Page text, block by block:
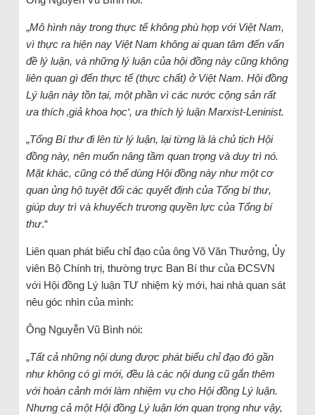
„Mô hình này trong thực tế không phù hợp với Việt Nam,
vì thực ra hiện nay Việt Nam không ai quan tâm đến vấn
đề lý luận, và những lý luận của hội đồng này cũng không
liên quan gì đến thực tế (thực chất) ở Việt Nam. Hội đồng
Lý luận này tồn tại, một phần vì các nước cộng sản rất
ưa thích ‚giả khoa học‘, ưa thích lý luận Marxist-Leninist.
„Tổng Bí thư đi lên từ lý luận, lại từng là là chủ tịch Hội
đồng này, nên muốn nâng tầm quan trọng và duy trì nó.
Mặt khác, cũng có thể dùng Hội đồng này như một cơ
quan ủng hộ tuyệt đối các quyết định của Tổng bí thư,
giúp duy trì và khuyếch trương quyền lực của Tổng bí
thư.“
Liên quan phát biểu chỉ đạo của ông Võ Văn Thưởng, Ủy
viên Bộ Chính trị, thường trực Ban Bí thư của ĐCSVN
với Hội đồng Lý luận TƯ nhiệm kỳ mới, hai nhà quan sát
nêu góc nhìn của mình:
Ông Nguyễn Vũ Bình nói:
„Tất cả những nội dung được phát biểu chỉ đạo đó gần
như không có gì mới, đều là các nội dung cũ gắn thêm
với hoàn cảnh mới làm nhiệm vụ cho Hội đồng Lý luận.
Nhưng cả một Hội đồng Lý luận lớn quan trọng như vậy,